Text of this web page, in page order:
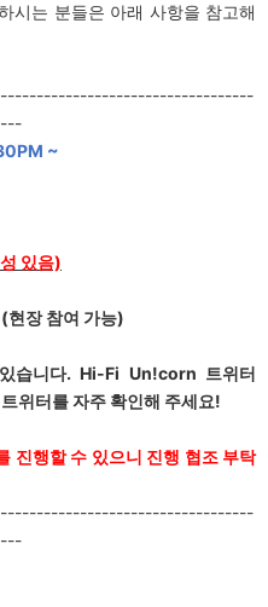
시는 분들은 아래 사항을 참고해
~
있음)
현장 참여 가능)
습니다. Hi-Fi Un!corn 트위터
위터를 자주 확인해 주세요!
진행할 수 있으니 진행 협조 부탁